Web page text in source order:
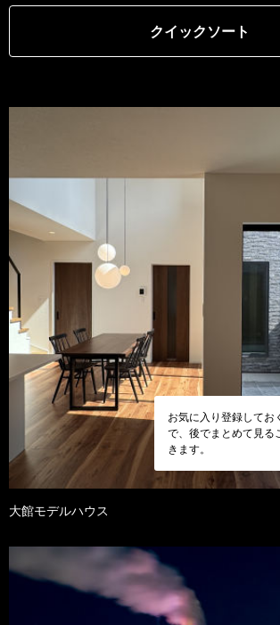
クイックソート
お気に入り登録してお
で、後でまとめて見る
きます。
大館モデルハウス